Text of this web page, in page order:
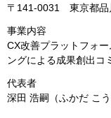
〒141-0031 東京都
事業内容
CX改善プラットフォ
ングによる成果創出コ
代表者
深田 浩嗣（ふかだ こう